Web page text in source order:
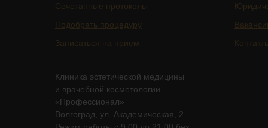
Сочетанные протоколы
Подобрать процедуру
Записаться на приём
Клиника эстетической медицины
и врачебной косметологии
«Профессионал»
Волгоград, ул. Академическая, 2.